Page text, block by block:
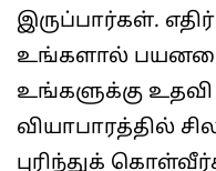
இருப்பார்கள்.
உங்களால்
உங்களுக்கு
வியாபாரத்தில்
புரிந்துக்